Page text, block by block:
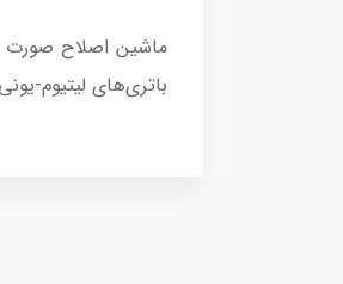
باتری‌های لیتیوم-